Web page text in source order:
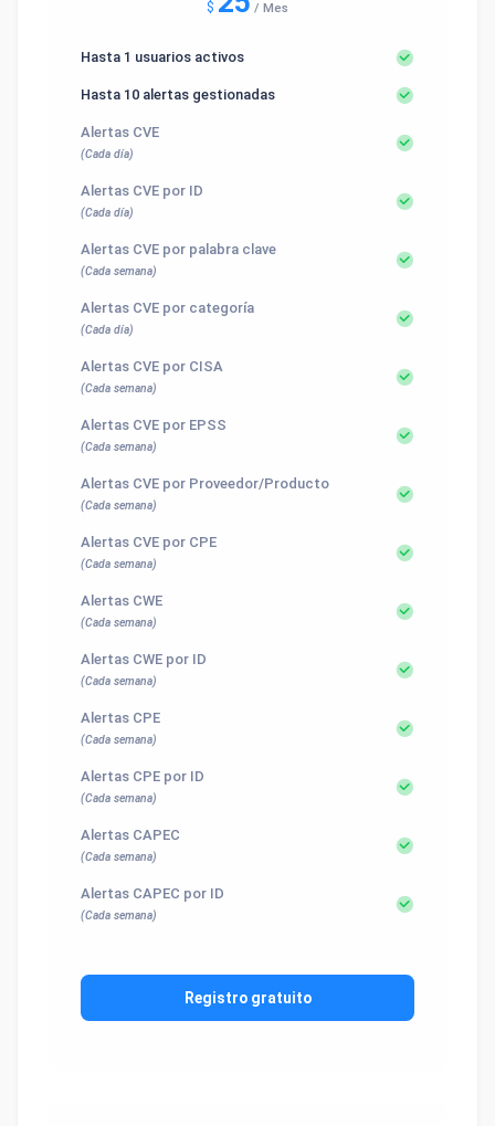
$ / Mes
Hasta 1 usuarios activos
Hasta 10 alertas gestionadas
Alertas CVE
(Cada día)
Alertas CVE por ID
(Cada día)
Alertas CVE por palabra clave
(Cada semana)
Alertas CVE por categoría
(Cada día)
Alertas CVE por CISA
(Cada semana)
Alertas CVE por EPSS
(Cada semana)
Alertas CVE por Proveedor/Producto
(Cada semana)
Alertas CVE por CPE
(Cada semana)
Alertas CWE
(Cada semana)
Alertas CWE por ID
(Cada semana)
Alertas CPE
(Cada semana)
Alertas CPE por ID
(Cada semana)
Alertas CAPEC
(Cada semana)
Alertas CAPEC por ID
(Cada semana)
Registro gratuito